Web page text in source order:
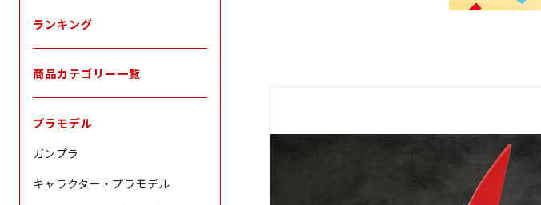
ランキング
商品カテゴリー一覧
プラモデル
ガンプラ
キャラクター・プラモデル